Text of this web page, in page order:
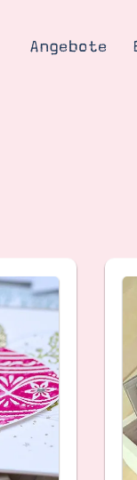
Angebote
Blog
Gutscheine
Produkte
Über mich
Über